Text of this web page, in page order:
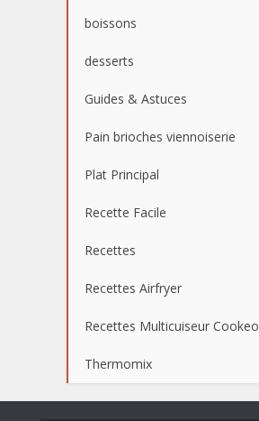
boissons
desserts
Guides & Astuces
Pain brioches viennoiserie
Plat Principal
Recette Facile
Recettes
Recettes Airfryer
Recettes Multicuiseur Cookeo
Thermomix